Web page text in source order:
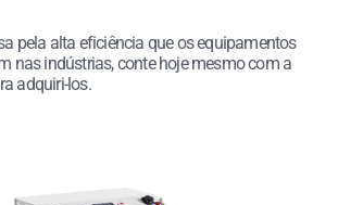
pela alta eficiência que os equipamentos
nas indústrias, conte hoje mesmo com a
adquiri-los.